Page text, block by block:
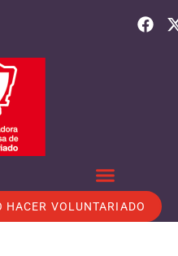
HACER VOLUNTARIADO